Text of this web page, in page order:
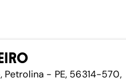
Petrolina - PE, 56314-570,